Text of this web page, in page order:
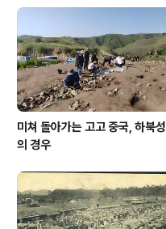
미쳐 돌아가는 고고 중국, 하북성
의 경우